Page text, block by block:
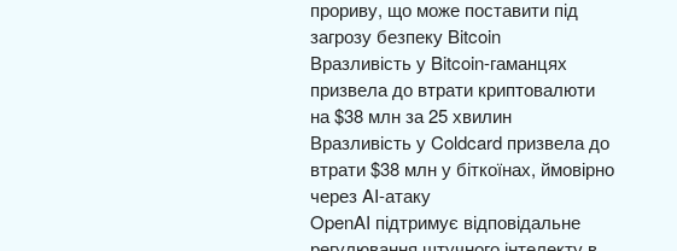
прориву, що може поставити під
загрозу безпеку Bitcoin
Вразливість у Bitcoin-гаманцях
призвела до втрати криптовалюти
на $38 млн за 25 хвилин
Вразливість у Coldcard призвела до
втрати $38 млн у біткоїнах, ймовірно
через AI-атаку
OpenAI підтримує відповідальне